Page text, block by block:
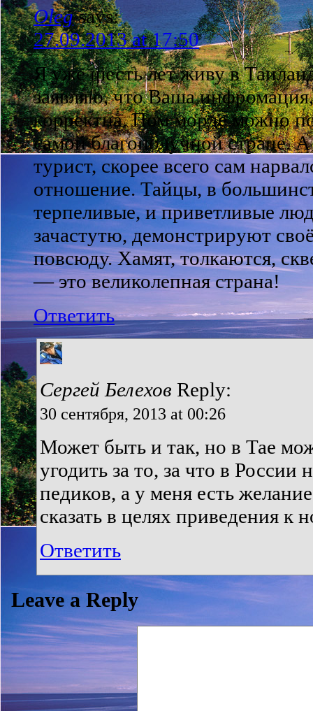
Oleg says:
27.09.2013 at 17:50
Я уже шесть лет живу в
заявляю, что Ваша
корректна. Пом морде можно
самой благополучной стране.
турист, скорее всего сам
отношение. Тайцы, в
терпеливые, и приветливые
зачастутю, демонстрируют
повсюду. Хамят, толкаются,
— это великолепная страна!
Ответить
Сергей Белехов Reply:
30 сентября, 2013 at 00:26
Может быть и так, но в Тае
угодить за то, за что в России
педиков, а у меня есть
сказать в целях приведения к
Ответить
Leave a Reply